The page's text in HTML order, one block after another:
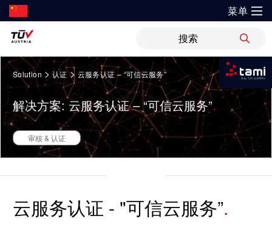
Springe
zum
Inhalt
登录tami
登录tami
菜单
新闻 职位 WiPreis 证书验证 举报平台
解决方案
解决方案
审核 & 认证
检测 & 检验
培训
指导
领域
领域
运输 & 交通
银行 & 保险
工业
研发与创新
研究重点
开放创新
技术前瞻
关于TÜV奥地利
关于TÜV奥地利中国
健康、安全与环境（HSE）政策
联系我们
Solution >认证> 云服务认证 – “可信云服务”
解决方案: 云服务认证 – “可信云服务”
审核 & 认证
云服务认证 - "可信云服务”
我是tami
登录tami
首次使用？很高兴为您提供指引。